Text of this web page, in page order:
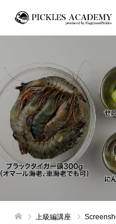
上級編講座